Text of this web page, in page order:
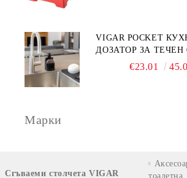
VIGAR POCKET
ДОЗАТОР ЗА ТЕЧЕН
МЯСТО ЗА ГЪБА,
€23.01
Марки
Сгъваеми столчета VIGAR
тоалетна